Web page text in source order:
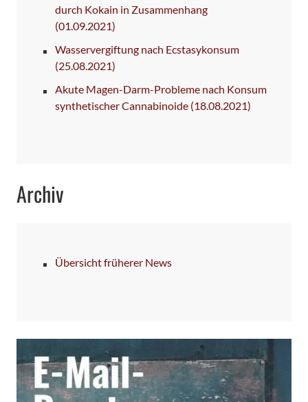
durch Kokain in Zusammenhang
(01.09.2021)
Wasservergiftung nach Ecstasykonsum
(25.08.2021)
Akute Magen-Darm-Probleme nach Konsum
synthetischer Cannabinoide (18.08.2021)
Archiv
Übersicht früherer News